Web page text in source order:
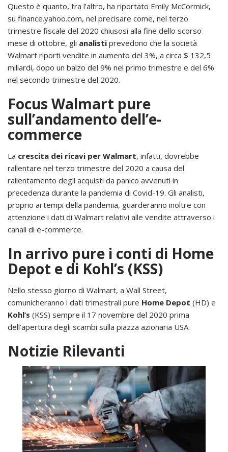
Questo è quanto, tra l’altro, ha riportato Emily McCormick,
su finance.yahoo.com, nel precisare come, nel terzo
trimestre fiscale del 2020 chiusosi alla fine dello scorso
mese di ottobre, gli analisti prevedono che la società
Walmart riporti vendite in aumento del 3%, a circa $ 132,5
miliardi, dopo un balzo del 9% nel primo trimestre e del 6%
nel secondo trimestre del 2020.
Focus Walmart pure
sull’andamento dell’e-
commerce
La crescita dei ricavi per Walmart, infatti, dovrebbe
rallentare nel terzo trimestre del 2020 a causa del
rallentamento degli acquisti da panico avvenuti in
precedenza durante la pandemia di Covid-19. Gli analisti,
proprio ai tempi della pandemia, guarderanno inoltre con
attenzione i dati di Walmart relativi alle vendite attraverso i
canali di e-commerce.
In arrivo pure i conti di Home
Depot e di Kohl’s (KSS)
Nello stesso giorno di Walmart, a Wall Street,
comunicheranno i dati trimestrali pure Home Depot (HD) e
Kohl’s (KSS) sempre il 17 novembre del 2020 prima
dell’apertura degli scambi sulla piazza azionaria USA.
Notizie Rilevanti